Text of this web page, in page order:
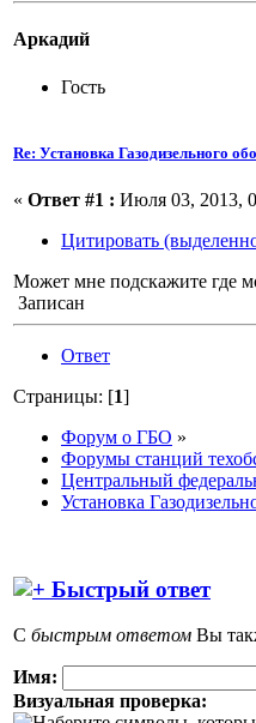
Аркадий
Гость
Re: Установка Газодизельного
« Ответ #1 : Июля 03, 2013,
Цитировать
Может мне подскажите где
Записан
Ответ
Страницы: [1]
Форум о ГБО »
Форумы станций
Центральный
Установка
Быстрый ответ
С быстрым ответом Вы
Имя:
Визуальная проверка: